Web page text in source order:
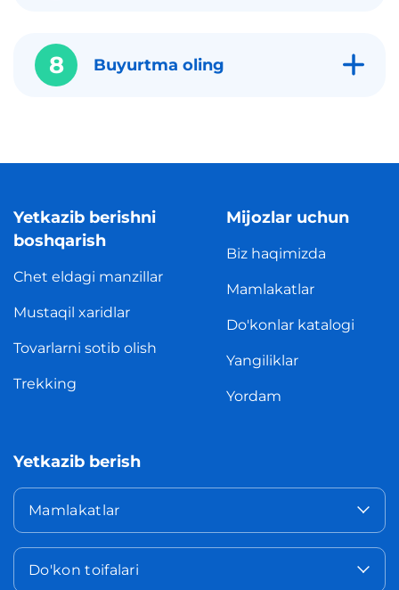
8 Buyurtma oling
Yetkazib berishni
boshqarish
Chet eldagi manzillar
Mustaqil xaridlar
Tovarlarni sotib olish
Trekking
Mijozlar uchun
Biz haqimizda
Mamlakatlar
Do'konlar katalogi
Yangiliklar
Yordam
Yetkazib berish
Mamlakatlar
Do'kon toifalari